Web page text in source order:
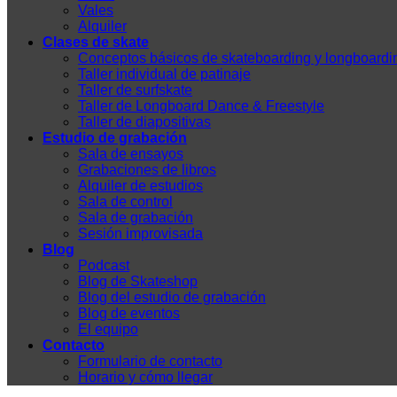
Vales
Alquiler
Clases de skate
Conceptos básicos de skateboarding y
Taller individual de patinaje
Taller de surfskate
Taller de Longboard Dance & Freestyle
Taller de diapositivas
Estudio de grabación
Sala de ensayos
Grabaciones de libros
Alquiler de estudios
Sala de control
Sala de grabación
Sesión improvisada
Blog
Podcast
Blog de Skateshop
Blog del estudio de grabación
Blog de eventos
El equipo
Contacto
Formulario de contacto
Horario y cómo llegar